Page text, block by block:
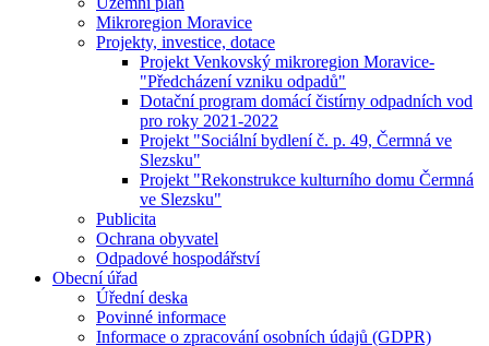
Mikroregion Moravice
Projekty, investice, dotace
Projekt Venkovský mikroregion Moravice-
"Předcházení vzniku odpadů"
Dotační program domácí čistírny odpadních vod
pro roky 2021-2022
Projekt "Sociální bydlení č. p. 49, Čermná ve
Slezsku"
Projekt "Rekonstrukce kulturního domu Čermná
ve Slezsku"
Publicita
Ochrana obyvatel
Odpadové hospodářství
Obecní úřad
Úřední deska
Povinné informace
Informace o zpracování osobních údajů (GDPR)